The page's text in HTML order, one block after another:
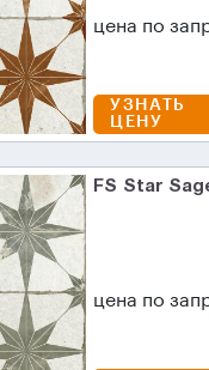
цена по
УЗНАТЬ
ЦЕНУ
FS Star
цена по